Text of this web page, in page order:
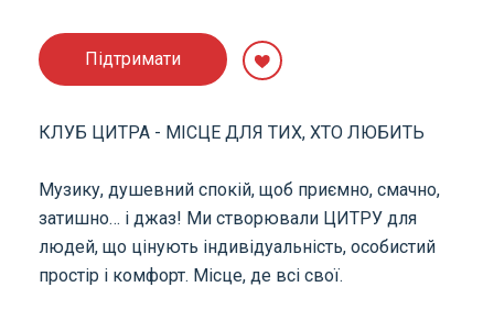
Підтримати
КЛУБ ЦИТРА - МІСЦЕ ДЛЯ ТИХ, ХТО ЛЮБИТЬ
Музику, душевний спокій, щоб приємно, смачно,
затишно… і джаз! Ми створювали ЦИТРУ для
людей, що цінують індивідуальність, особистий
простір і комфорт. Місце, де всі свої.